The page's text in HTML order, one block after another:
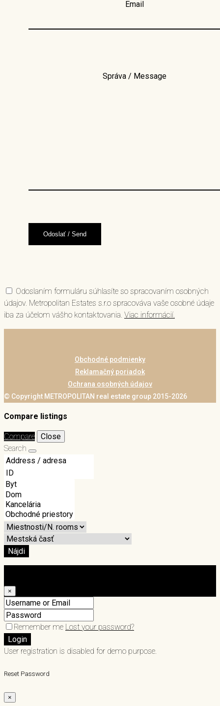
Email
Správa / Message
Odoslaním formuláru súhlasíte so spracovaním osobných
údajov. Metropolitan Estates s.r.o spracováva vaše osobné údaje
iba za účelom vášho kontaktovania. Viac informácií.
Obchodné podmienky
Reklamačný poriadok
Ochrana osobných údajov
© Copyright METROPOLITAN real estate group 2015-2026
Compare listings
Compare
Close
Search
Nájdi
×
Remember me Lost your password?
Login
User registration is disabled for demo purpose.
Reset Password
×